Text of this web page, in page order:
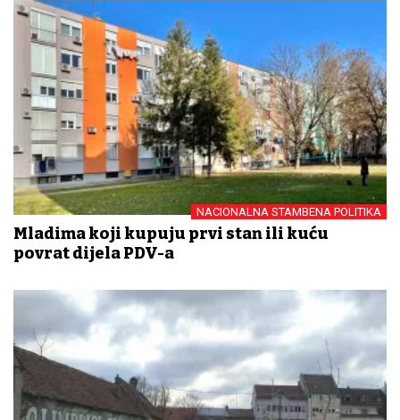
NACIONALNA STAMBENA POLITIKA
Mladima koji kupuju prvi stan ili kuću
povrat dijela PDV-a